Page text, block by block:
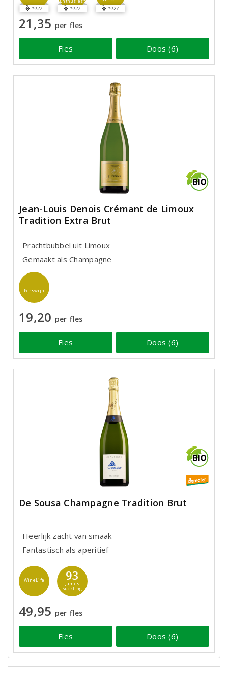
1927 1927 1927
21,35 per fles
Fles Doos (6)
Jean-Louis Denois Crémant de Limoux
Tradition Extra Brut
Prachtbubbel uit Limoux
Gemaakt als Champagne
Perswijn
19,20 per fles
Fles Doos (6)
De Sousa Champagne Tradition Brut
Heerlijk zacht van smaak
Fantastisch als aperitief
WineLife 93
James
Suckling
49,95 per fles
Fles Doos (6)